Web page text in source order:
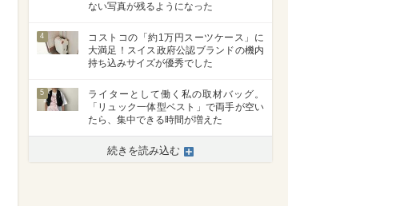
ない写真が残るようになった
4
コストコの「約1万円スーツケース」に
大満足！スイス政府公認ブランドの機内
持ち込みサイズが優秀でした
5
ライターとして働く私の取材バッグ。
「リュック一体型ベスト」で両手が空い
たら、集中できる時間が増えた
続きを読み込む